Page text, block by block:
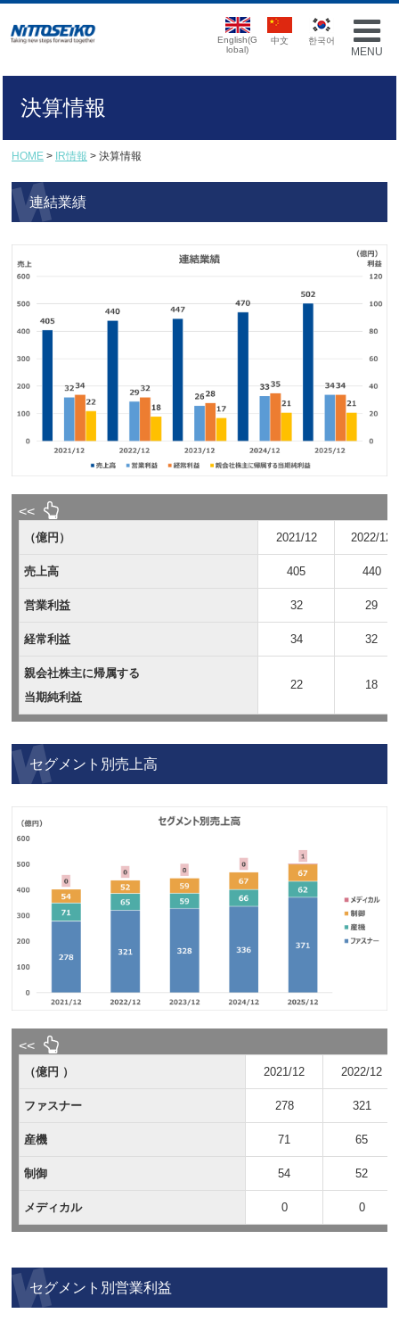
MENU
English(G
lobal)
中文 한국어
決算情報
HOME > IR情報 > 決算情報
連結業績
（億円） 2021/12 2022/12
売上高 405 440
営業利益 32 29
経常利益 34 32
親会社株主に帰属する
当期純利益
22 18
セグメント別売上高
（億円 ） 2021/12 2022/12
ファスナー 278 321
産機 71 65
制御 54 52
メディカル 0 0
セグメント別営業利益